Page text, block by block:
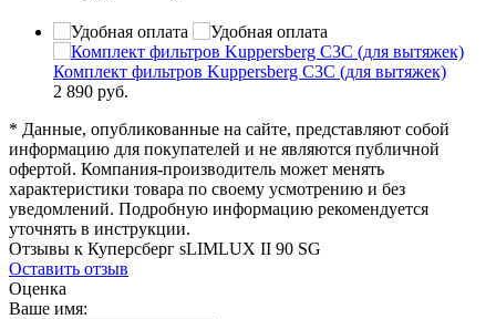
Комплект фильтров Kuppersberg C3C (для вытяжек)
2 890 руб.
* Данные, опубликованные на сайте, представляют собой
информацию для покупателей и не являются публичной
офертой. Компания-производитель может менять
характеристики товара по своему усмотрению и без
уведомлений. Подробную информацию рекомендуется
уточнять в инструкции.
Отзывы к Куперсберг sLIMLUX II 90 SG
Оставить отзыв
Оценка
Ваше имя: